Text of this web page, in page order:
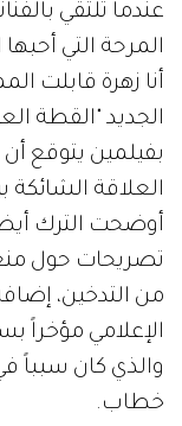
عندما تلتقي
المرحة التي
أنا زهرة قابلت
الجديد "القطة
بفيلمين يتوقع أن
العلاقة الشائكة
أوضحت الترك
تصريحات حول
من التدخين،
الإعلامي مؤخراً
والذي كان سبباً
خطاب.